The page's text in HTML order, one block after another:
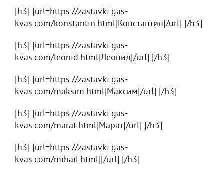
[h3] [url=https://zastavki.gas-
kvas.com/konstantin.html]Константин[/url] [/h3]
[h3] [url=https://zastavki.gas-
kvas.com/leonid.html]Леонид[/url] [/h3]
[h3] [url=https://zastavki.gas-
kvas.com/maksim.html]Максим[/url] [/h3]
[h3] [url=https://zastavki.gas-
kvas.com/marat.html]Марат[/url] [/h3]
[h3] [url=https://zastavki.gas-
kvas.com/mihail.html][/url] [/h3]